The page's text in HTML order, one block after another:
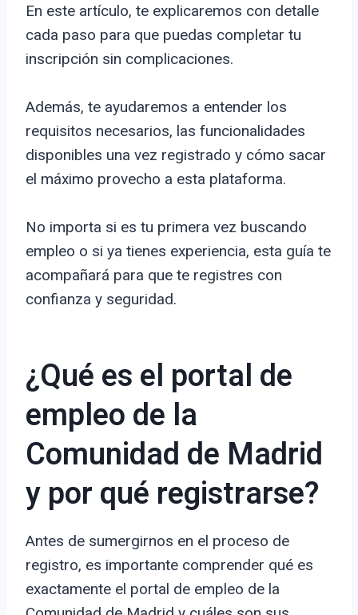
En este artículo, te explicaremos con detalle
cada paso para que puedas completar tu
inscripción sin complicaciones.
Además, te ayudaremos a entender los
requisitos necesarios, las funcionalidades
disponibles una vez registrado y cómo sacar
el máximo provecho a esta plataforma.
No importa si es tu primera vez buscando
empleo o si ya tienes experiencia, esta guía te
acompañará para que te registres con
confianza y seguridad.
¿Qué es el portal de
empleo de la
Comunidad de Madrid
y por qué registrarse?
Antes de sumergirnos en el proceso de
registro, es importante comprender qué es
exactamente el portal de empleo de la